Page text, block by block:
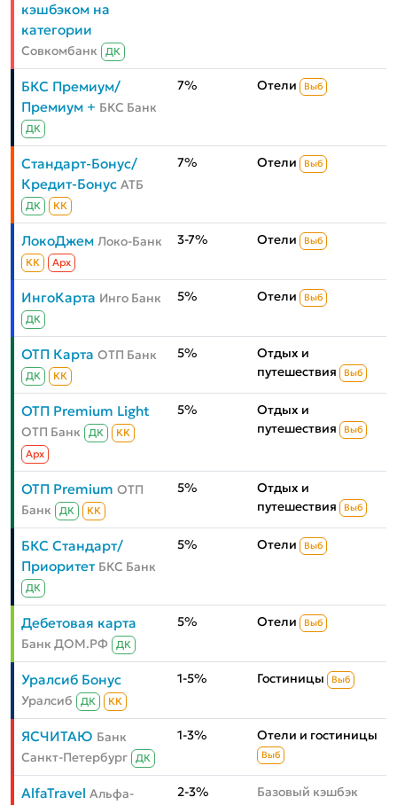
кэшбэком на
категории
Совкомбанк ДК
БКС Премиум/
Премиум + БКС Банк
ДК
7% Отели Выб
Стандарт-Бонус/
Кредит-Бонус АТБ
ДК КК
7% Отели Выб
ЛокоДжем Локо-Банк
КК Aрх
3-7% Отели Выб
ИнгоКарта Инго Банк
ДК
5% Отели Выб
ОТП Карта ОТП Банк
ДК КК
5%
Отдых и
путешествия
Выб
ОТП Premium Light
ОТП Банк ДК
КК
Aрх
5%
Отдых и
путешествия
Выб
ОТП Premium ОТП
Банк
ДК КК
5%
Отдых и
путешествия
Выб
БКС Стандарт/
Приоритет БКС Банк
ДК
5% Отели Выб
Дебетовая карта
Банк ДОМ.РФ ДК
5% Отели Выб
Уралсиб Бонус
Уралсиб ДК КК
1-5% Гостиницы Выб
ЯСЧИТАЮ Банк
Санкт-Петербург
ДК
1-3% Отели и гостиницы
Выб
AlfaTravel Альфа- 2-3% Базовый кэшбэк